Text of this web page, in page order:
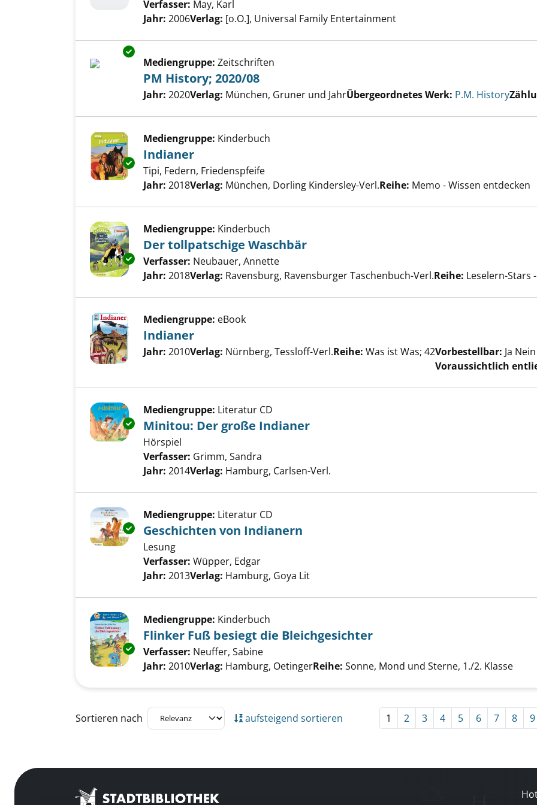
Verfasser: May, Karl
Jahr: 2006Verlag: [o.O.], Universal Family Entertainment
Exemplar-Details von PM History; 2020/08 anzeigen
Mediengruppe: Zeitschriften
PM History; 2020/08
Suche nach diesem Verfasser
Jahr: 2020Verlag: München, Gruner und JahrÜbergeordnetes Werk: P.M. History
Exemplar-Details von Indianer anzeigen
Mediengruppe: Kinderbuch
Indianer
Tipi, Federn, Friedenspfeife
Suche nach diesem Verfasser
Jahr: 2018Verlag: München, Dorling Kindersley-Verl.Reihe: Memo - Wissen entdecken
Exemplar-Details von Der tollpatschige Waschbär anzeigen
Mediengruppe: Kinderbuch
Der tollpatschige Waschbär
Verfasser: Neubauer, Annette
Jahr: 2018Verlag: Ravensburg, Ravensburger Taschenbuch-Verl.Reihe: Leselern-Stars
Mediengruppe: eBook
Indianer
Suche nach diesem Verfasser
Jahr: 2010Verlag: Nürnberg, Tessloff-Verl.Reihe: Was ist Was; 42Vorbestellbar: Ja Nein
Voraussichtlich
Exemplar-Details von Minitou: Der große Indianer anzeigen
Mediengruppe: Literatur CD
Minitou: Der große Indianer
Hörspiel
Verfasser: Grimm, Sandra
Jahr: 2014Verlag: Hamburg, Carlsen-Verl.
Exemplar-Details von Geschichten von Indianern anzeigen
Mediengruppe: Literatur CD
Geschichten von Indianern
Lesung
Verfasser: Wüpper, Edgar
Jahr: 2013Verlag: Hamburg, Goya Lit
Exemplar-Details von Flinker Fuß besiegt die Bleichgesichter anzeigen
Mediengruppe: Kinderbuch
Flinker Fuß besiegt die Bleichgesichter
Verfasser: Neuffer, Sabine
Jahr: 2010Verlag: Hamburg, OetingerReihe: Sonne, Mond und Sterne, 1./2. Klasse
Zu den Suchfiltern springen
Sortieren nach aufsteigend sortieren 1 2 3 4 5 6 7 8 9